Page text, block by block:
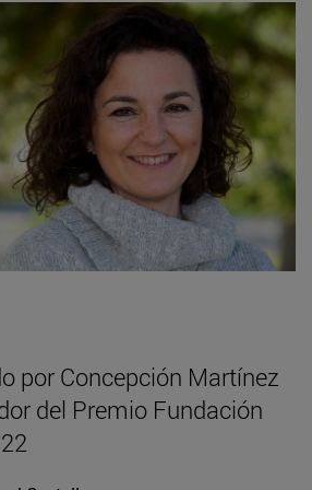
por Concepción Martínez
del Premio Fundación